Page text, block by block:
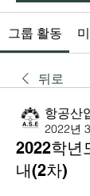
그룹 활동
뒤로
항공산
2022년
2022학년
내(2차)